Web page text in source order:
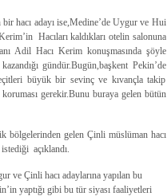
hacı adayı ise,Medine’de Uygur ve Hui
Hacıları kaldıkları otelin salonuna
Adil Hacı Kerim konuşmasında şöyle
gündür.Bugün,başkent Pekin’de
büyük bir sevinç ve kıvançla takip
gerekir.Bunu buraya gelen bütün
bölgelerinden gelen Çinli müslüman hacı
açıklandı.
ve Çinli hacı adaylarına yapılan bu
yaptığı gibi bu tür siyası faaliyetleri